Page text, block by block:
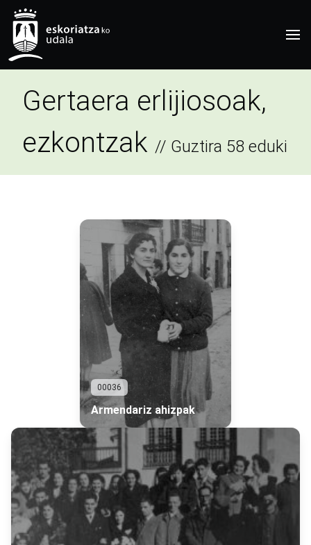
Gertaera erlijiosoak,
ezkontzak // Guztira 58 eduki
00036
Armendariz ahizpak